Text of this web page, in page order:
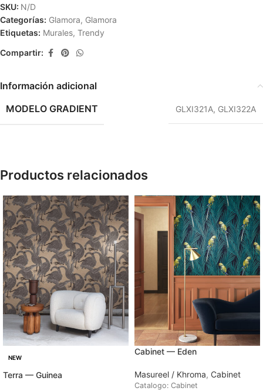
SKU: N/D
Categorías: Glamora, Glamora
Etiquetas: Murales, Trendy
Compartir:
Información adicional
MODELO GRADIENT
GLXI321A, GLXI322A
Productos relacionados
NEW
Terra — Guinea
Cabinet — Eden
Masureel / Khroma, Cabinet
Catalogo: Cabinet